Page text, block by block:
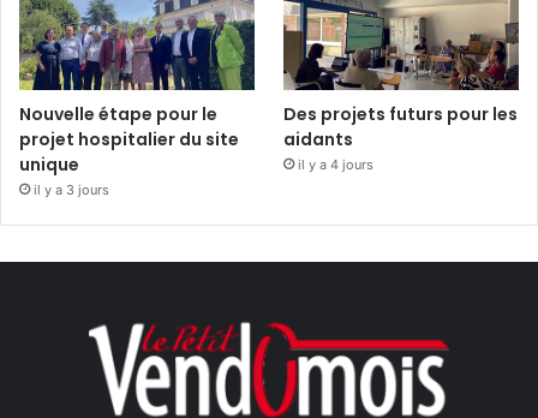
Nouvelle étape pour le
projet hospitalier du site
unique
il y a 3 jours
Des projets futurs pour les
aidants
il y a 4 jours